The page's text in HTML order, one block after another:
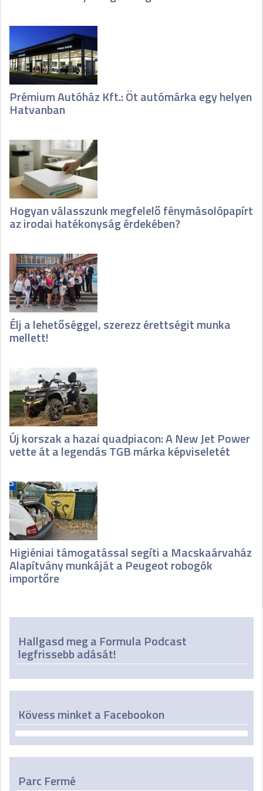
Prémium Autóház Kft.: Öt autómárka egy helyen
Hatvanban
Hogyan válasszunk megfelelő fénymásolópapírt
az irodai hatékonyság érdekében?
Élj a lehetőséggel, szerezz érettségit munka
mellett!
Új korszak a hazai quadpiacon: A New Jet Power
vette át a legendás TGB márka képviseletét
Higiéniai támogatással segíti a Macskaárvaház
Alapítvány munkáját a Peugeot robogók
importőre
Hallgasd meg a Formula Podcast
legfrissebb adását!
Kövess minket a Facebookon
Parc Fermé